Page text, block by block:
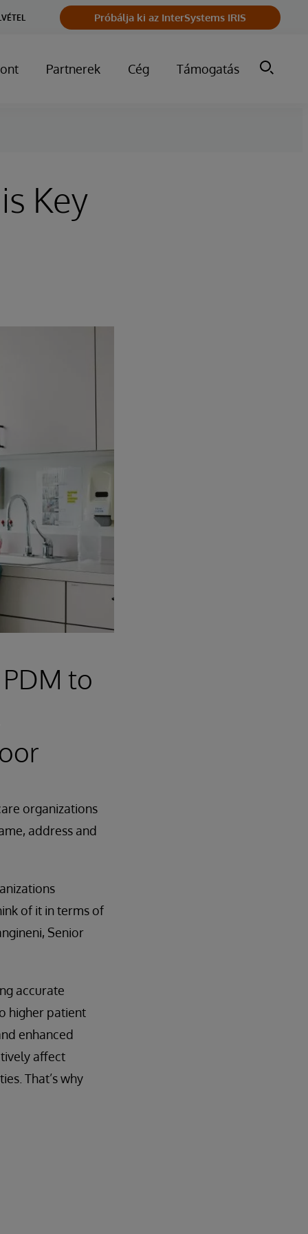
Próbálja ki az InterSystems IRIS
Partnerek Cég Támogatás
Key
to
organizations
address and
of it in terms of
Senior
accurate
higher patient
enhanced
affect
That’s why